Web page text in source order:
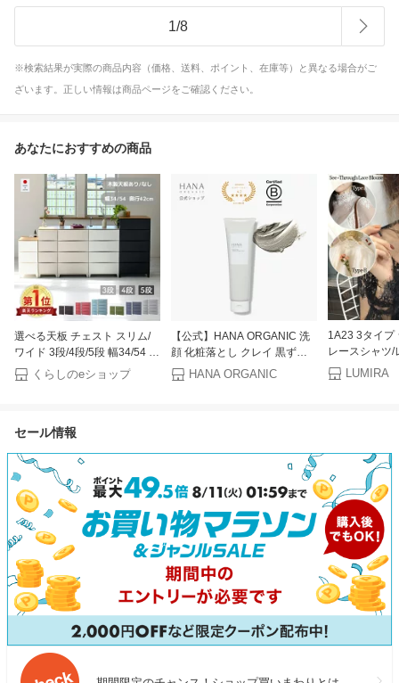
1/8
※検索結果が実際の商品内容（価格、送料、ポイント、在庫等）と異なる場合がご
ざいます。正しい情報は商品ページをご確認ください。
あなたにおすすめの商品
選べる天板 チェスト スリム/
ワイド 3段/4段/5段 幅34/54 奥
行42 高さ68.5/88/107.5cm タ
ンス 衣装ケース 収納ケース
ンドリーチェスト ルームス 日
料】
くらしのeショップ
【公式】HANA ORGANIC 洗
顔 化粧落とし クレイ 黒ずみ
角栓 毛穴 角質ケア 敏感肌 無
添加 天然100％ 国産オーガニ
HANA ORGANIC
1A23 3タイプ
レースシャツ/
チュールレー
カットソー/ラ
LUMIRA
セール情報